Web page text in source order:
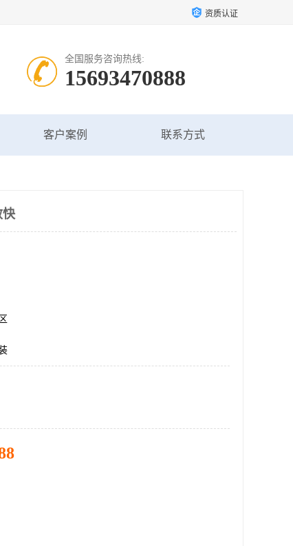
资质认证
全国服务咨询热线:
15693470888
客户案例 联系方式
快